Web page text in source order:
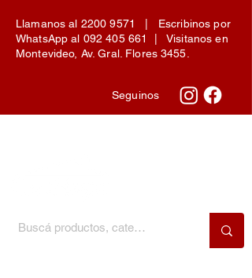
Llamanos al 2200 9571
| Escribinos por
WhatsApp al 092 405 661
| Visitanos en
Montevideo, Av. Gral. Flores 3455.
Seguinos